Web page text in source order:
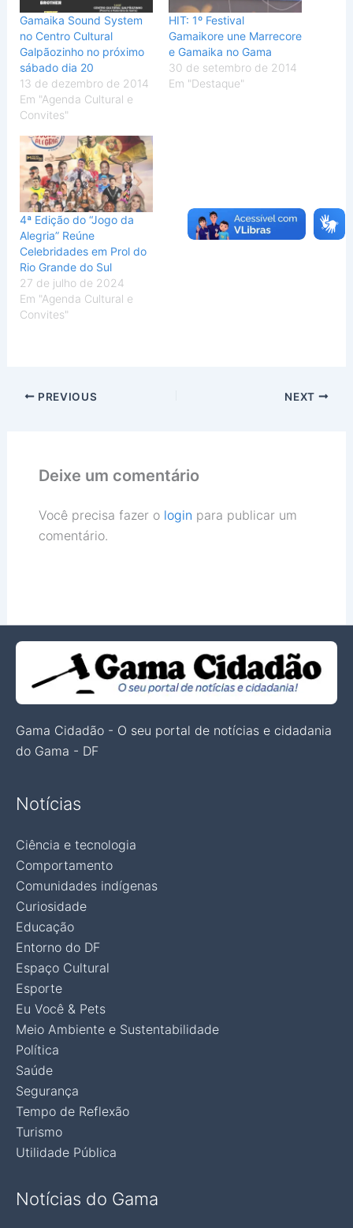
Gamaika Sound System
no Centro Cultural
Galpãozinho no próximo
sábado dia 20
13 de dezembro de 2014
Em "Agenda Cultural e
Convites"
HIT: 1º Festival
Gamaikore une Marrecore
e Gamaika no Gama
30 de setembro de 2014
Em "Destaque"
4ª Edição do “Jogo da
Alegria” Reúne
Celebridades em Prol do
Rio Grande do Sul
27 de julho de 2024
Em "Agenda Cultural e
Convites"
PREVIOUS NEXT
Deixe um comentário
Você precisa fazer o login para publicar um
comentário.
Gama Cidadão - O seu portal de notícias e cidadania
do Gama - DF
Notícias
Ciência e tecnologia
Comportamento
Comunidades indígenas
Curiosidade
Educação
Entorno do DF
Espaço Cultural
Esporte
Eu Você & Pets
Meio Ambiente e Sustentabilidade
Política
Saúde
Segurança
Tempo de Reflexão
Turismo
Utilidade Pública
Notícias do Gama